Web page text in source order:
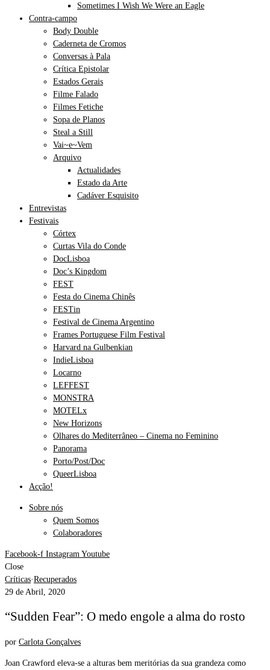
Sometimes I Wish We Were an Eagle
Contra-campo
Body Double
Caderneta de Cromos
Conversas à Pala
Crítica Epistolar
Estados Gerais
Filme Falado
Filmes Fetiche
Sopa de Planos
Steal a Still
Vai~e~Vem
Arquivo
Actualidades
Estado da Arte
Cadáver Esquisito
Entrevistas
Festivais
Córtex
Curtas Vila do Conde
DocLisboa
Doc’s Kingdom
FEST
Festa do Cinema Chinês
FESTin
Festival de Cinema Argentino
Frames Portuguese Film Festival
Harvard na Gulbenkian
IndieLisboa
Locarno
LEFFEST
MONSTRA
MOTELx
New Horizons
Olhares do Mediterrâneo – Cinema no Feminino
Panorama
Porto/Post/Doc
QueerLisboa
Acção!
Sobre nós
Quem Somos
Colaboradores
Facebook-f Instagram Youtube
Close
Críticas·Recuperados
29 de Abril, 2020
“Sudden Fear”: O medo engole a alma do rosto
por Carlota Gonçalves
Joan Crawford eleva-se a alturas bem meritórias da sua grandeza como